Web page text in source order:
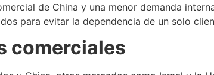
de China y una menor demanda
para evitar la dependencia de un solo
comerciales